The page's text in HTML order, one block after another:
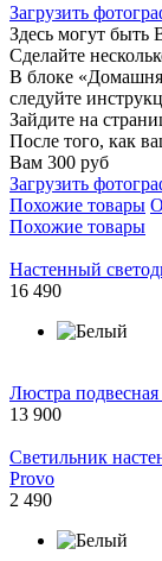
Загрузить
Здесь могут быть
Сделайте
В блоке
следуйте
Зайдите на
После того, как
Вам 300 руб
Загрузить
Похожие товары
Похожие товары
Настенный
16 490
Люстра
13 900
Светильник
Provo
2 490